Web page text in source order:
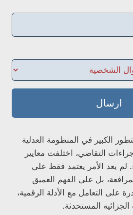
ارسال
ومع التطور الكبير في المنظومة العدلية
التقاضي، اختلفت معايير
لم يعد الأمر يعتمد فقط على
بل على الفهم العميق
على التعامل مع الأدلة الرقمية،
المستحدثة.